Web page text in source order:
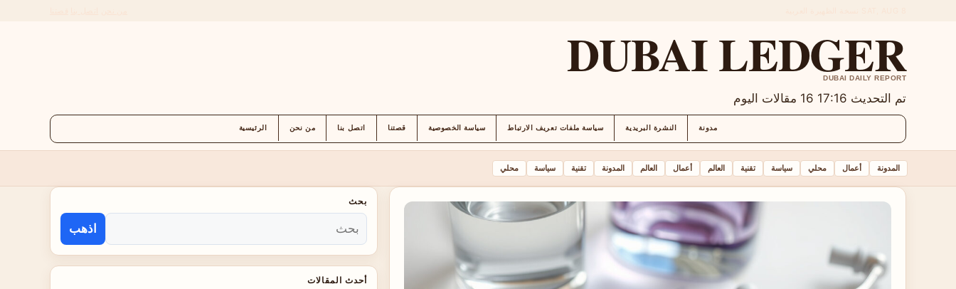
DUBAI LEDGER
DUBAI DAILY REPORT
تم التحديث 17:16 16 مقالات اليوم
الرئيسية من نحن اتصل بنا قصتنا سياسة الخصوصية سياسة ملفات تعريف الارتباط النشرة البريدية مدونة
المدونة أعمال محلي سياسة تقنية العالم أعمال العالم المدونة تقنية سياسة محلي
بحث
اذهب
أحدث المقالات